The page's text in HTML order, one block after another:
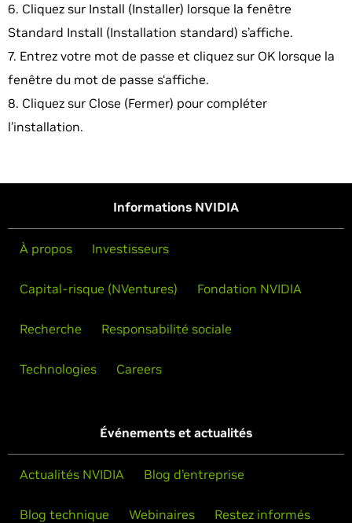
Cliquez sur Install (Installer) lorsque la fenêtre
Standard Install (Installation standard) s’affiche.
Entrez votre mot de passe et cliquez sur OK lorsque la
fenêtre du mot de passe s‘affiche.
Cliquez sur Close (Fermer) pour compléter
l’installation.
Informations NVIDIA
À propos Investisseurs
Capital-risque (NVentures) Fondation NVIDIA
Recherche Responsabilité sociale
Technologies Careers
Événements et actualités
Actualités NVIDIA Blog d’entreprise
Blog technique Webinaires Restez informés